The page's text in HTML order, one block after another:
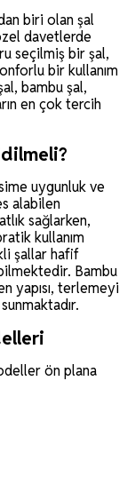
biri olan şal
davetlerde
seçilmiş bir şal,
bir kullanım
bambu şal,
en çok tercih
uygunluk ve
alabilen
sağlarken,
kullanım
şallar hafif
Bambu
yapısı, terlemeyi
ön plana